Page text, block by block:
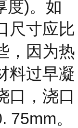
度)。如
尺寸应比
，因为热
料过早凝
口，浇口
75mm。